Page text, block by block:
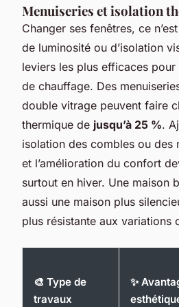
Menuiseries et isolation
Changer ses fenêtres, ce
de luminosité ou d’isolation
leviers les plus efficaces
de chauffage. Des
double vitrage peuvent faire
thermique de jusqu’à 25 %.
isolation des combles ou des
et l’amélioration du confort
surtout en hiver. Une maison
aussi une maison plus
plus résistante aux variations
🎨 Type de
travaux
✨